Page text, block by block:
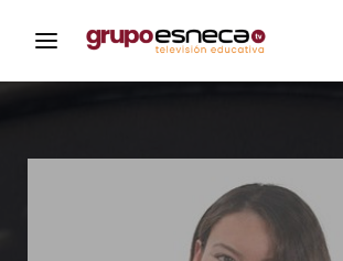
Iniciar Sesión
Para iniciar sesión debes
mismo usuario y contraseña que
para acceder al campus virtual:
https://elcampusonline.com